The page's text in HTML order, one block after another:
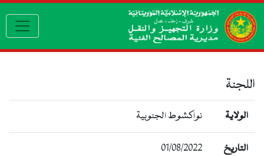
اللجنة
الولاية نواكشوط الجنوبية
التاريخ 01/08/2022